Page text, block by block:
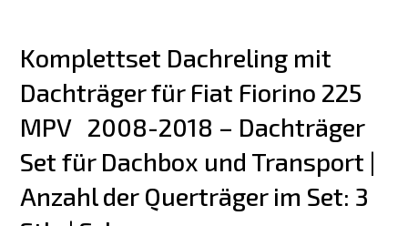
Komplettset Dachreling mit
Dachträger für Fiat Fiorino 225
MPV   2008-2018 – Dachträger
Set für Dachbox und Transport |
Anzahl der Querträger im Set: 3